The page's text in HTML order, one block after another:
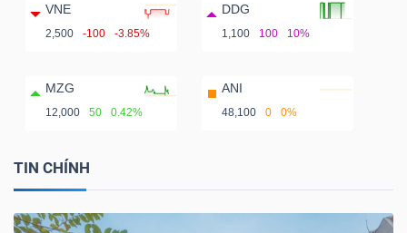
VNE
2,500 -100 -3.85%
DDG
1,100 100 10%
MZG
12,000 50 0.42%
ANI
48,100 0 0%
TIN CHÍNH